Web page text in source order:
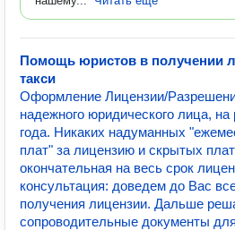
Помощь юристов в получении
такси
Оформление Лицензии/
надежного юридического лица, на
года. Никаких надуманных
плат" за лицензию и скрытых
окончательная на весь срок
консультация: доведем до Вас
получения лицензии. Дальше
сопроводительные документы